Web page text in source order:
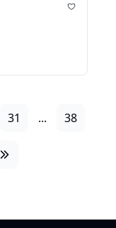
31 ... 38